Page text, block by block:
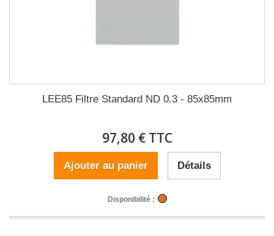
LEE85 Filtre Standard ND 0.3 - 85x85mm
97,80 € TTC
Ajouter au panier Détails
Disponibilité :